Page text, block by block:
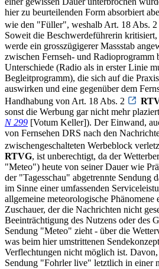
hier zu beurteilenden Form absorbiert
wie den "Füller", weshalb Art. 18 Abs. 2
Soweit die Beschwerdeführerin kritisiert,
werde ein grosszügigerer Massstab
zwischen Fernseh- und Radioprogramm
Unterschiede (Radio als in erster Linie
Begleitprogramm), die sich auf die
auswirken und eine gegenüber dem
Handhabung von Art. 18 Abs. 2
sonst die Werbung gar nicht mehr
N 299 [Votum Keller]). Der Einwand,
von Fernsehen DRS nach den
zwischengeschalteten Werbeblock
RTVG, ist unberechtigt, da der
"Meteo") heute von seiner Dauer wie
der "Tagesschau" abgetrennte Sendung
im Sinne einer umfassenden
allgemeine meteorologische
Zuschauer, der die Nachrichten nicht
Beeinträchtigung des Nutzens oder des
Sendung "Meteo" zieht - über die
was beim hier umstrittenen
Verflechtungen nicht möglich ist.
Sendung "Fohrler live" letztlich in einer